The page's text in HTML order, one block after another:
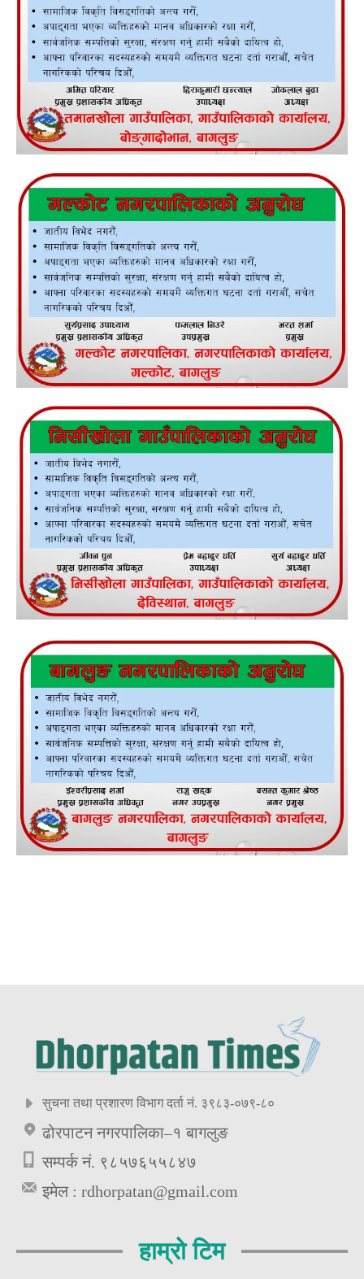
सुचना तथा प्रशारण विभाग दर्ता नं. ३९८३-०७९-८०
ढोरपाटन नगरपालिका–१ बागलुङ
सम्पर्क नं. ९८५७६५५८४७
इमेल : rdhorpatan@gmail.com
हाम्रो टिम